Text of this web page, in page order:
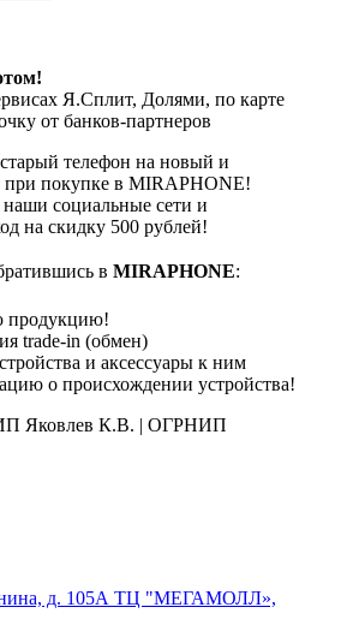
Я.Сплит, Долями, по карте
от банков-партнеров
телефон на новый и
при покупке в MIRAPHONE!
социальные сети и
на скидку 500 рублей!
в MIRAPHONE:
продукцию!
trade-in (обмен)
и аксессуары к ним
о происхождении устройства!
Яковлев К.В. | ОГРНИП
д. 105А ТЦ "МЕГАМОЛЛ»,